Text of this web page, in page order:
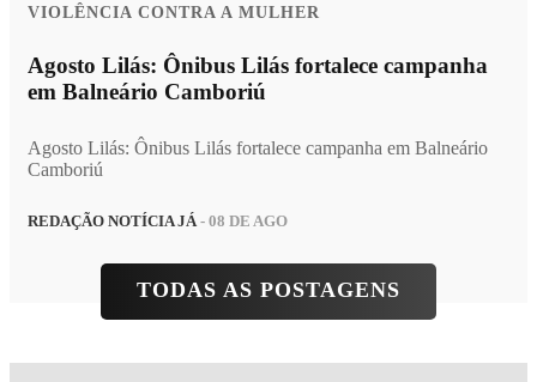
VIOLÊNCIA CONTRA A MULHER
Agosto Lilás: Ônibus Lilás fortalece campanha
em Balneário Camboriú
Agosto Lilás: Ônibus Lilás fortalece campanha em Balneário
Camboriú
REDAÇÃO NOTÍCIA JÁ - 08 DE AGO
TODAS AS POSTAGENS